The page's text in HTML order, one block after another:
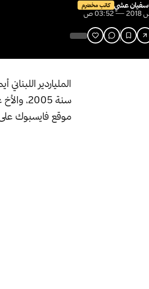
سفيان عشي كاتب مخضرم
الملياردير
سنة
موقع فايسبوك على